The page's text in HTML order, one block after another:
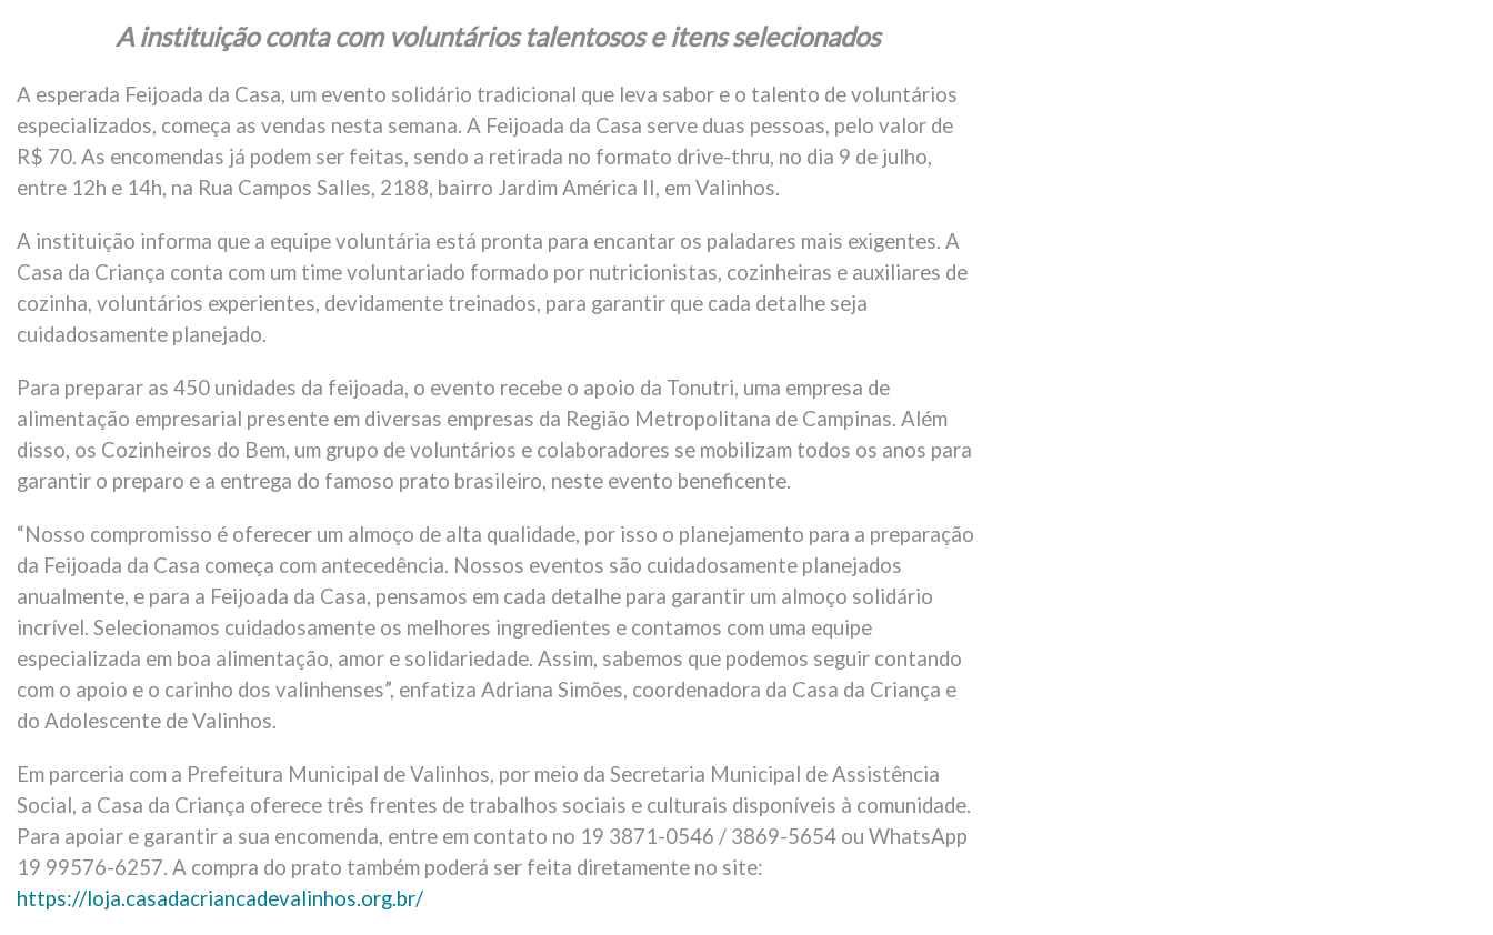
A instituição conta com voluntários talentosos e itens selecionados
A esperada Feijoada da Casa, um evento solidário tradicional que leva sabor e o talento de voluntários
especializados, começa as vendas nesta semana. A Feijoada da Casa serve duas pessoas, pelo valor de
R$ 70. As encomendas já podem ser feitas, sendo a retirada no formato drive-thru, no dia 9 de julho,
entre 12h e 14h, na Rua Campos Salles, 2188, bairro Jardim América II, em Valinhos.
A instituição informa que a equipe voluntária está pronta para encantar os paladares mais exigentes. A
Casa da Criança conta com um time voluntariado formado por nutricionistas, cozinheiras e auxiliares de
cozinha, voluntários experientes, devidamente treinados, para garantir que cada detalhe seja
cuidadosamente planejado.
Para preparar as 450 unidades da feijoada, o evento recebe o apoio da Tonutri, uma empresa de
alimentação empresarial presente em diversas empresas da Região Metropolitana de Campinas. Além
disso, os Cozinheiros do Bem, um grupo de voluntários e colaboradores se mobilizam todos os anos para
garantir o preparo e a entrega do famoso prato brasileiro, neste evento beneficente.
“Nosso compromisso é oferecer um almoço de alta qualidade, por isso o planejamento para a preparação
da Feijoada da Casa começa com antecedência. Nossos eventos são cuidadosamente planejados
anualmente, e para a Feijoada da Casa, pensamos em cada detalhe para garantir um almoço solidário
incrível. Selecionamos cuidadosamente os melhores ingredientes e contamos com uma equipe
especializada em boa alimentação, amor e solidariedade. Assim, sabemos que podemos seguir contando
com o apoio e o carinho dos valinhenses”, enfatiza Adriana Simões, coordenadora da Casa da Criança e
do Adolescente de Valinhos.
Em parceria com a Prefeitura Municipal de Valinhos, por meio da Secretaria Municipal de Assistência
Social, a Casa da Criança oferece três frentes de trabalhos sociais e culturais disponíveis à comunidade.
Para apoiar e garantir a sua encomenda, entre em contato no 19 3871-0546 / 3869-5654 ou WhatsApp
19 99576-6257. A compra do prato também poderá ser feita diretamente no site:
https://loja.casadacriancadevalinhos.org.br/